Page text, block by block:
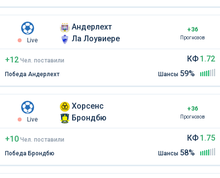
Live
Андерлехт
Ла Лоувиере
+36
Прогнозов
+12 Чел. поставили
Победа Андерлехт
КФ 1.72
Шансы 59%
Live
Хорсенс
Брондбю
+36
Прогнозов
+10 Чел. поставили
Победа Брондбю
КФ 1.75
Шансы 58%